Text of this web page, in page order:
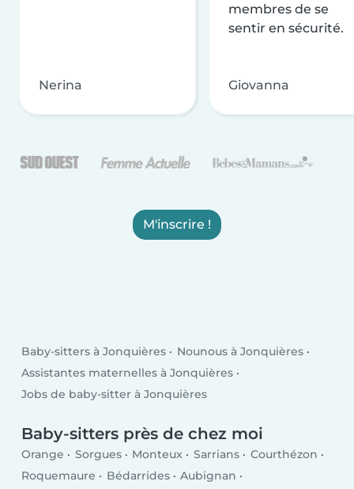
Nerina
membres de se
sentir en sécurité.
Giovanna
M'inscrire !
Baby-sitters à Jonquières
Nounous à Jonquières
Assistantes maternelles à Jonquières
Jobs de baby-sitter à Jonquières
Baby-sitters près de chez moi
Orange Sorgues Monteux Sarrians
Courthézon
Roquemaure
Bédarrides
Aubignan